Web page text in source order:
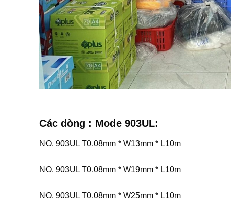
Các dòng : Mode 903UL:
NO. 903UL T0.08mm * W13mm * L10m
NO. 903UL T0.08mm * W19mm * L10m
NO. 903UL T0.08mm * W25mm * L10m